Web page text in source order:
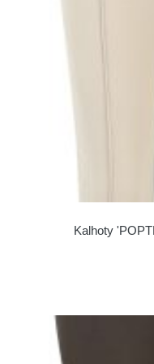
Kalhoty